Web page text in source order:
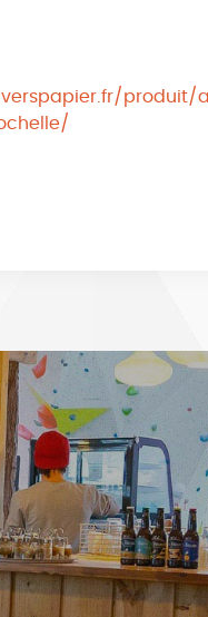
produit/